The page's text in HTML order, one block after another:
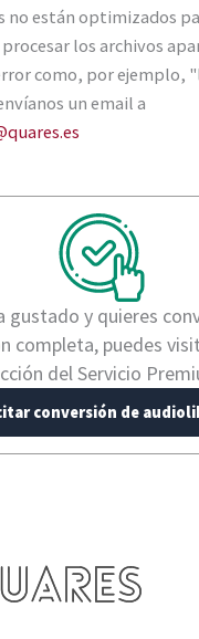
no están optimizados
los archivos
como, por ejemplo,
un email a
gustado y quieres
completa, puedes
del Servicio
conversión de